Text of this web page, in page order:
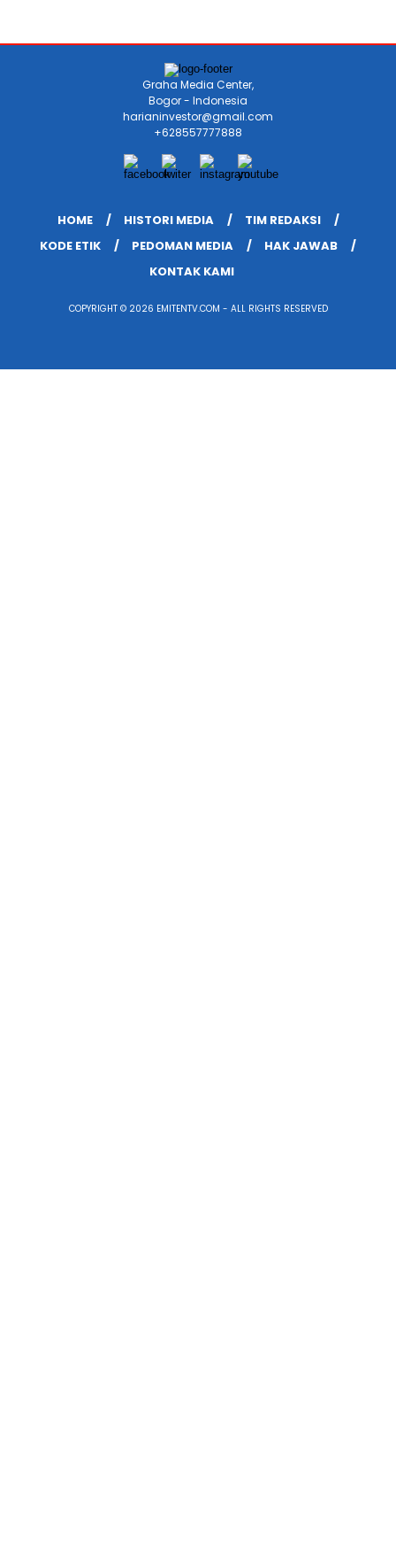
Graha Media Center,
Bogor - Indonesia
harianinvestor@gmail.com
+628557777888
HOME HISTORI MEDIA
TIM REDAKSI
KODE ETIK
PEDOMAN MEDIA
HAK JAWAB
KONTAK KAMI
COPYRIGHT © 2026 EMITENTV.COM - ALL RIGHTS RESERVED